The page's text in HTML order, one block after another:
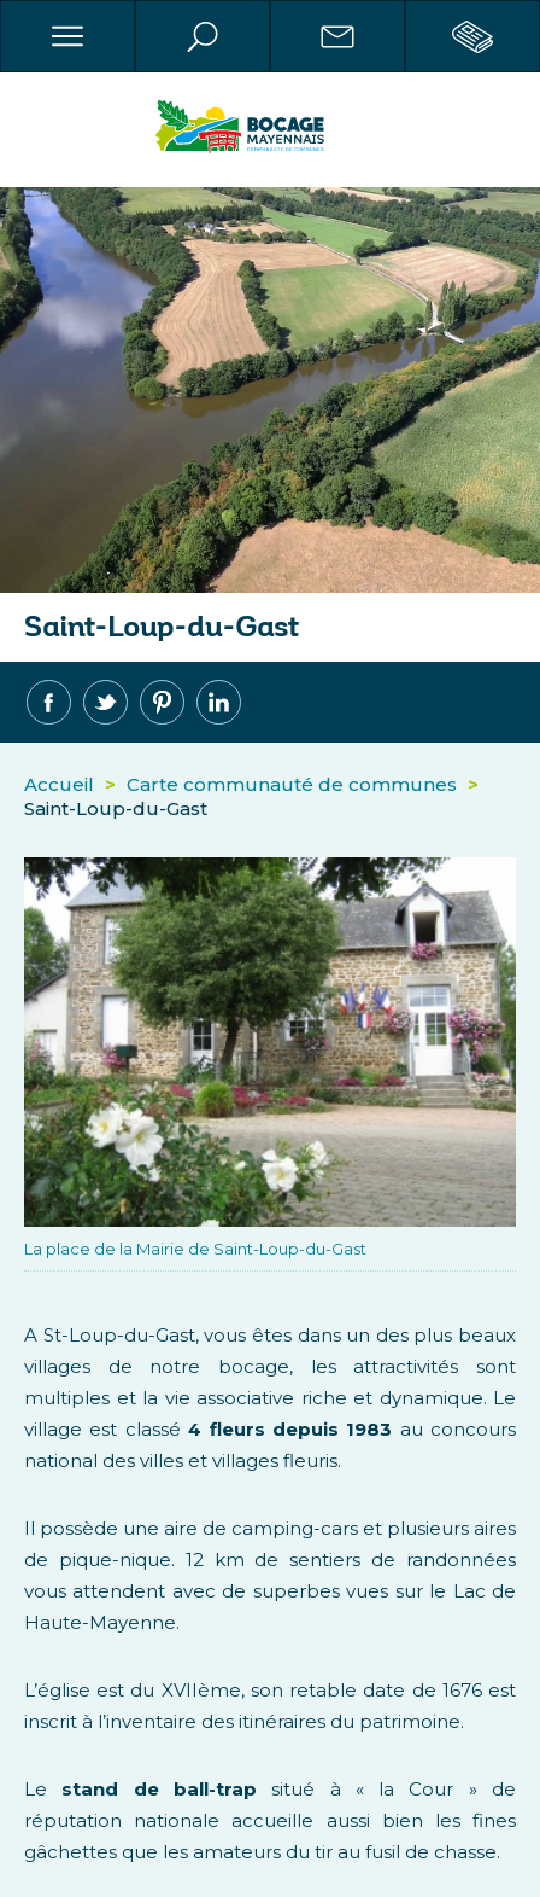
Saint-Loup-du-Gast
Accueil > Carte communauté de communes >
Saint-Loup-du-Gast
La place de la Mairie de Saint-Loup-du-Gast
A St-Loup-du-Gast, vous êtes dans un des plus beaux
villages de notre bocage, les attractivités sont
multiples et la vie associative riche et dynamique. Le
village est classé4 fleurs depuis 1983 au concours
national des villes et villages fleuris.
Il possède une aire de camping-cars et plusieurs aires
de pique-nique. 12 km de sentiers de randonnées
vous attendent avec de superbes vues sur le Lac de
Haute-Mayenne.
L’église est du XVIIème, son retable date de 1676 est
inscrit à l’inventaire des itinéraires du patrimoine.
Le stand de ball-trap situé à « la Cour » de
réputation nationale accueille aussi bien les fines
gâchettes que les amateurs du tir au fusil de chasse.